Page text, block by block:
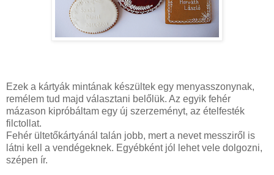
Ezek a kártyák mintának készültek egy menyasszonynak,
remélem tud majd választani belőlük. Az egyik fehér
mázason kipróbáltam egy új szerzeményt, az ételfesték
filctollat.
Fehér ültetőkártyánál talán jobb, mert a nevet messziről is
látni kell a vendégeknek. Egyébként jól lehet vele dolgozni,
szépen ír.